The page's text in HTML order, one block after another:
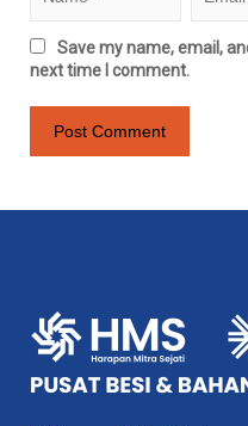
Save my name, email,
next time I comment.